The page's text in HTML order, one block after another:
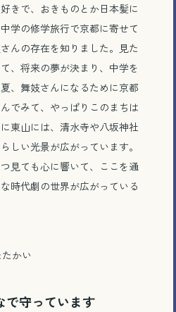
きで、おきものとか日本髪に
学の修学旅行で京都に寄せて
んの存在を知りました。見た
、将来の夢が決まり、中学を
、舞妓さんになるために京都
でみて、やっぱりこのまちは
東山には、清水寺や八坂神社
しい光景が広がっています。
見ても心に響いて、ここを通
時代劇の世界が広がっている
で守っています